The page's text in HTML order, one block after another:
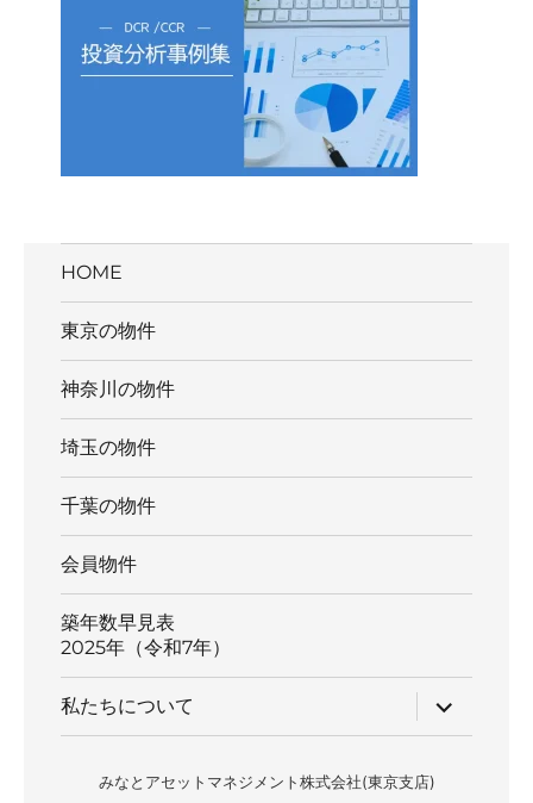
HOME
東京の物件
神奈川の物件
埼玉の物件
千葉の物件
会員物件
築年数早見表
2025年（令和7年）
私たちについて
サ
ブ
メ
ュ
ー
みなとアセットマネジメント株式会社(東京支店)